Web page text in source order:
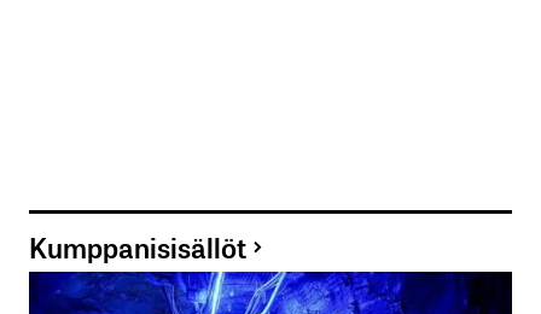
Kumppanisisällöt